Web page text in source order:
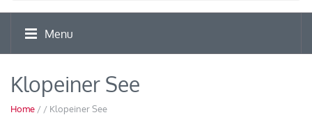
Menu
Klopeiner See
Home / / Klopeiner See